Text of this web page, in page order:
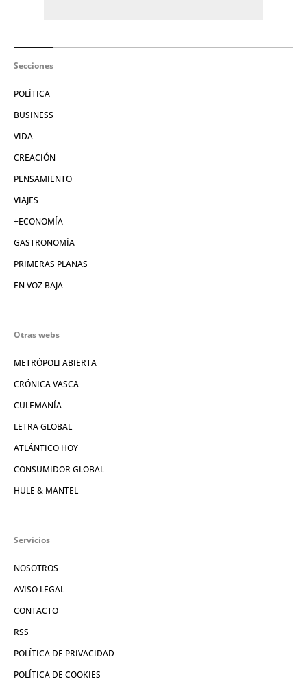
Secciones
POLÍTICA
BUSINESS
VIDA
CREACIÓN
PENSAMIENTO
VIAJES
+ECONOMÍA
GASTRONOMÍA
PRIMERAS PLANAS
EN VOZ BAJA
Otras webs
METRÓPOLI ABIERTA
CRÓNICA VASCA
CULEMANÍA
LETRA GLOBAL
ATLÁNTICO HOY
CONSUMIDOR GLOBAL
HULE & MANTEL
Servicios
NOSOTROS
AVISO LEGAL
CONTACTO
RSS
POLÍTICA DE PRIVACIDAD
POLÍTICA DE COOKIES